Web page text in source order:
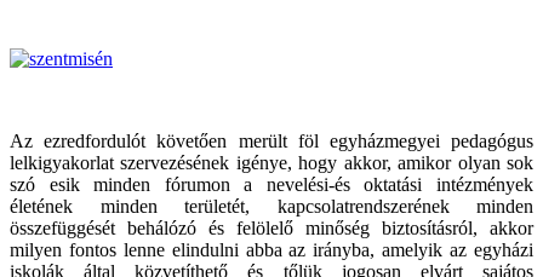
Az ezredfordulót követően merült föl egyházmegyei pedagógus
lelkigyakorlat szervezésének igénye, hogy akkor, amikor olyan sok
szó esik minden fórumon a nevelési-és oktatási intézmények
életének minden területét, kapcsolatrendszerének minden
összefüggését behálózó és felölelő minőség biztosításról, akkor
milyen fontos lenne elindulni abba az irányba, amelyik az egyházi
iskolák által közvetíthető és tőlük jogosan elvárt sajátos